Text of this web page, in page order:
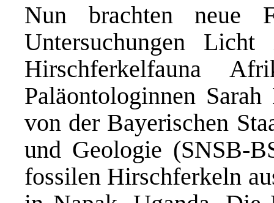
Nun brachten neue
Untersuchungen
Hirschferkelfauna
Paläontologinnen
von der Bayerischen
und Geologie (SNSB-
fossilen Hirschferkeln